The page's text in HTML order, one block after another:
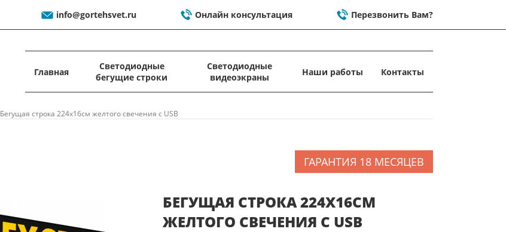
info@gortehsvet.ru Онлайн консультация Перезвонить Вам?
Главная
Светодиодные
бегущие строки
Светодиодные
видеоэкраны
Наши работы Контакты
Бегущая строка 224x16см желтого свечения c USB
БЕГУЩАЯ СТРОКА 224X16СМ
ЖЕЛТОГО СВЕЧЕНИЯ C USB
ГАРАНТИЯ 18 МЕСЯЦЕВ